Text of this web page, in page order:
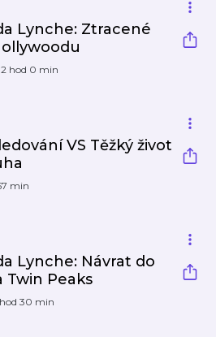
Lynche: Ztracené
2 hod 0 min
VS Těžký život
min
Lynche: Návrat do
Twin Peaks
hod 30 min